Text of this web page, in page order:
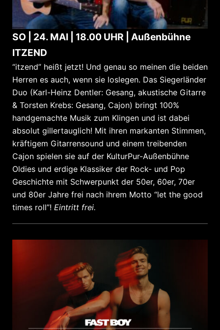
SO | 24. MAI | 18.00 UHR | Außenbühne
ITZEND
“itzend” heißt jetzt! Und genau so meinen die beiden
Herren es auch, wenn sie loslegen. Das Siegerländer
Duo (Karl-Heinz Dentler: Gesang, akustische Gitarre
& Torsten Krebs: Gesang, Cajon) bringt 100%
handgemachte Musik zum Klingen und ist dabei
absolut gillertauglich! Mit ihren markanten Stimmen,
kräftigem Gitarrensound und einem treibenden
Cajon spielen sie auf der KulturPur-Außenbühne
Oldies und erdige Klassiker der Rock- und Pop
Geschichte mit Schwerpunkt der 50er, 60er, 70er
und 80er Jahre frei nach ihrem Motto “let the good
times roll”! Eintritt frei.